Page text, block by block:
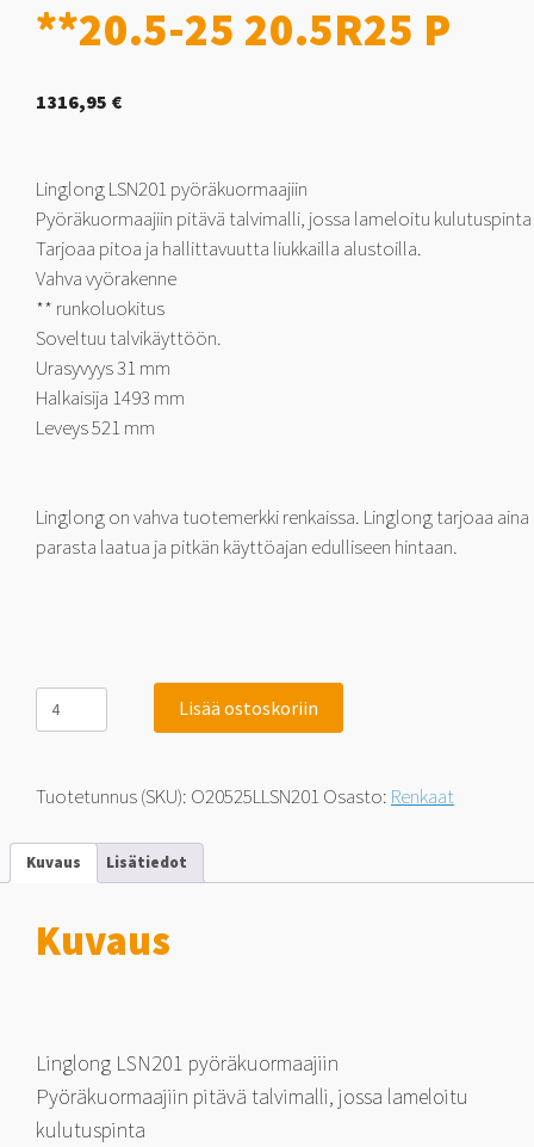
**20.5-25 20.5R25 P
1316,95 €
Linglong LSN201 pyöräkuormaajiin
Pyöräkuormaajiin pitävä talvimalli, jossa lameloitu kulutuspinta
Tarjoaa pitoa ja hallittavuutta liukkailla alustoilla.
Vahva vyörakenne
** runkoluokitus
Soveltuu talvikäyttöön.
Urasyvyys 31 mm
Halkaisija 1493 mm
Leveys 521 mm
Linglong on vahva tuotemerkki renkaissa. Linglong tarjoaa aina
parasta laatua ja pitkän käyttöajan edulliseen hintaan.
Linglong
LSN201
L-
25
määrä
Lisää ostoskoriin
Tuotetunnus (SKU): O20525LLSN201 Osasto: Renkaat
Kuvaus Lisätiedot
Kuvaus
Linglong LSN201 pyöräkuormaajiin
Pyöräkuormaajiin pitävä talvimalli, jossa lameloitu
kulutuspinta